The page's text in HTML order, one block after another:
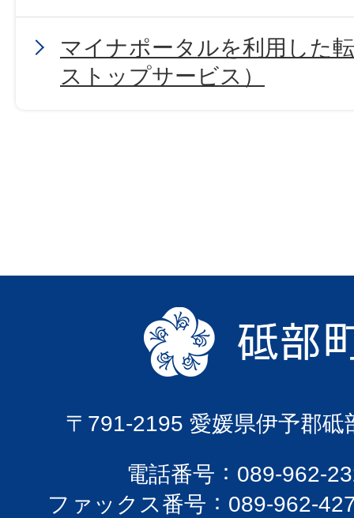
マイナポータルを利用した
ストップサービス）
〒791-2195 愛媛県伊予郡砥
電話番号
089-962-
ファックス番号
089-962-